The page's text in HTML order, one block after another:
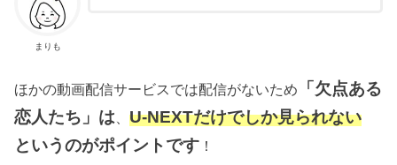
まりも
ほかの動画配信サービスでは配信がないため
「欠点ある
恋人たち」は 、U-NEXTだけでしか見られない
というのがポイントです ！